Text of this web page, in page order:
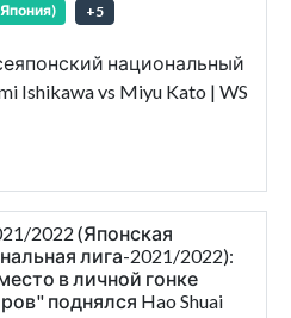
+5
национальный
Ishikawa vs Miyu Kato | WS
2022 (Японская
лига-2021/2022):
в личной гонке
поднялся Hao Shuai